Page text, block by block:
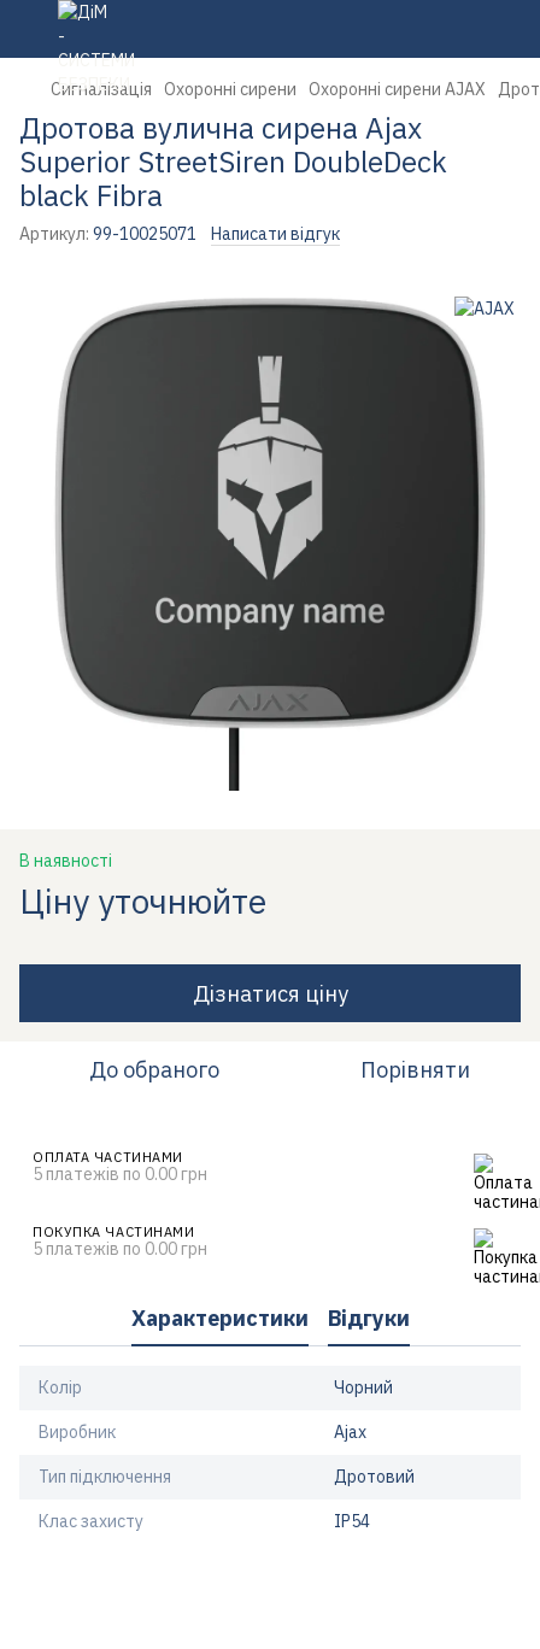
Сигналізація Охоронні сирени Охоронні сирени AJAX
Дротова вулична сирена Ajax
Superior StreetSiren DoubleDeck
black Fibra
Артикул: 99-10025071 Написати відгук
В наявності
Ціну уточнюйте
Дізнатися ціну
До обраного Порівняти
ОПЛАТА ЧАСТИНАМИ
5 платежів по 0.00 грн
ПОКУПКА ЧАСТИНАМИ
5 платежів по 0.00 грн
Характеристики Відгуки
Колір Чорний
Виробник Ajax
Тип підключення Дротовий
Клас захисту IP54